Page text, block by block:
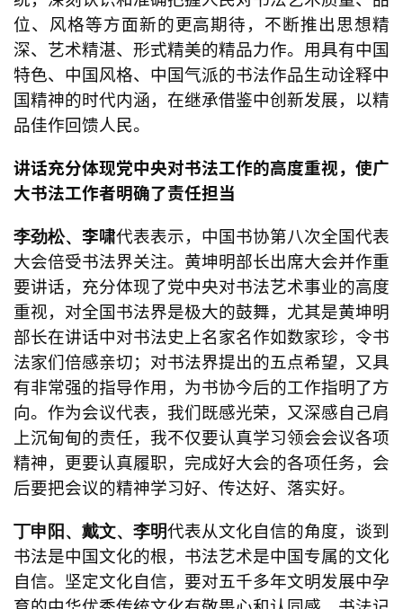
字
一
百
例
位、风格等方面新的更高期待，不断推出思想精
深、艺术精湛、形式精美的精品力作。用具有中国
特色、中国风格、中国气派的书法作品生动诠释中
国精神的时代内涵，在继承借鉴中创新发展，以精
品佳作回馈人民。
讲话充分体现党中央对书法工作的高度重视，使广
大书法工作者明确了责任担当
李劲松、 李啸代表表示， 中国书协第八次全国代表
大会倍受书法界关注。 黄坤明部长出席大会并作重
要讲话， 充分体现了党中央对书法艺术事业的高度
重视，对全国书法界是极大的鼓舞，尤其是黄坤明
部长在讲话中对书法史上名家名作如数家珍，令书
法家们倍感亲切； 对书法界提出的五点希望，又具
有非常强的指导作用，为书协今后的工作指明了方
向。作为会议代表， 我们既感光荣，又深感自己肩
上沉甸甸的责任，我不仅要认真学习领会会议各项
精神，更要认真履职，完成好大会的各项任务，会
后要把会议的精神学习好、传达好、落实好。
丁申阳、戴文、李明代表从文化自信的角度，谈到
书法是中国文化的根，书法艺术是中国专属的文化
自信。坚定文化自信，要对五千多年文明发展中孕